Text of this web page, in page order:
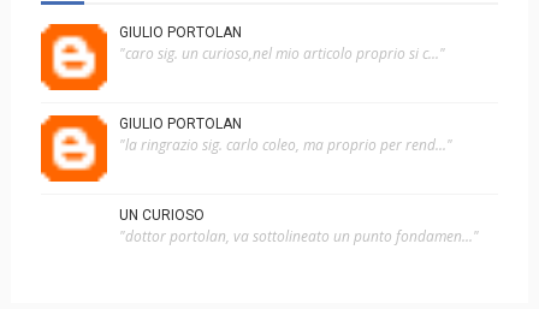
GIULIO PORTOLAN
"caro sig. un curioso,nel mio articolo proprio si c..."
GIULIO PORTOLAN
"la ringrazio sig. carlo coleo, ma proprio per rend..."
UN CURIOSO
"dottor portolan, va sottolineato un punto fondamen..."